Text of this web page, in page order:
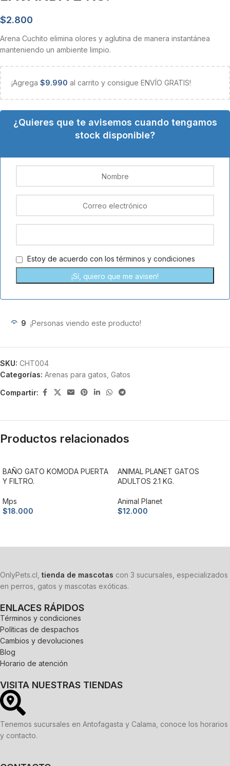
$2.800
Arena Cuchito elimina olores y aglutina de manera instantánea
manteniendo un ambiente limpio.
¡Agrega $9.990 al carrito y consigue ENVÍO GRATIS!
¿Quieres que te avisemos cuando tengamos
stock disponible?
Estoy de acuerdo con lostérminos y condiciones
9 ¡Personas viendo este producto!
SKU: CHT004
Categorías: Arenas para gatos Gatos
Compartir:
Productos relacionados
BAÑO GATO KOMODA PUERTA
Y FILTRO.
Mps
$18.000
ANIMAL PLANET GATOS
ADULTOS 2.1 KG.
Animal Planet
$12.000
OnlyPets.cl, tienda de mascotas con 3 sucursales, especializados
en perros, gatos y mascotas exóticas.
ENLACES RÁPIDOS
Términos y condiciones
Políticas de despachos
Cambios y devoluciones
Blog
Horario de atención
VISITA NUESTRAS TIENDAS
Tenemos sucursales en Antofagasta y Calama, conoce los horarios
y contacto.